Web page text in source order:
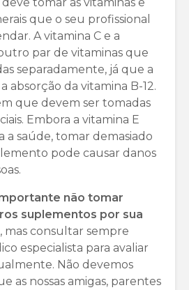
que o seu profissional
A vitamina C e a
par de vitaminas que
separadamente, já que a
absorção da vitamina B-12.
que devem ser tomadas
Embora a vitamina E
a saúde, tomar demasiado
pode causar danos
não tomar
suplementos por sua
, mas consultar sempre
especialista para avaliar
Não devemos
as nossas amigas, parentes